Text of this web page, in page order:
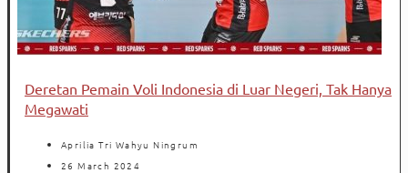
Deretan Pemain Voli Indonesia di Luar Negeri, Tak Hanya
Megawati
Aprilia Tri Wahyu Ningrum
26 March 2024